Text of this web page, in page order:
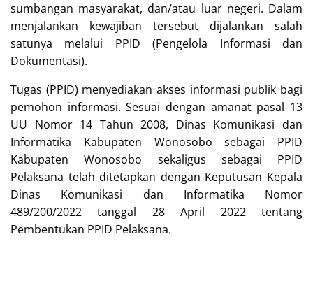
sumbangan masyarakat, dan/atau luar negeri. Dalam
menjalankan kewajiban tersebut dijalankan salah
satunya melalui PPID (Pengelola Informasi dan
Dokumentasi).
Tugas (PPID) menyediakan akses informasi publik bagi
pemohon informasi. Sesuai dengan amanat pasal 13
UU Nomor 14 Tahun 2008, Dinas Komunikasi dan
Informatika Kabupaten Wonosobo sebagai PPID
Kabupaten Wonosobo sekaligus sebagai PPID
Pelaksana telah ditetapkan dengan Keputusan Kepala
Dinas Komunikasi dan Informatika Nomor
489/200/2022 tanggal 28 April 2022 tentang
Pembentukan PPID Pelaksana.